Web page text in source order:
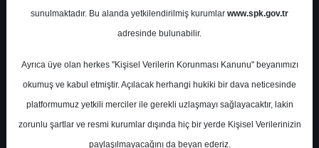
Getiri
%0.00
0
Get.
1
Cuma, 26 Aralık 2025
sunulmaktadır. Bu alanda yetkilendirilmiş kurumlar www.spk.gov.tr
adresinde bulunabilir.
Ayrıca üye olan herkes "Kişisel Verilerin Korunması Kanunu" beyanımızı
okumuş ve kabul etmiştir. Açılacak herhangi hukiki bir dava neticesinde
platformumuz yetkili merciler ile gerekli uzlaşmayı sağlayacaktır, lakin
zorunlu şartlar ve resmi kurumlar dışında hiç bir yerde Kişisel Verilerinizin
paylaşılmayacağını da beyan ederiz.